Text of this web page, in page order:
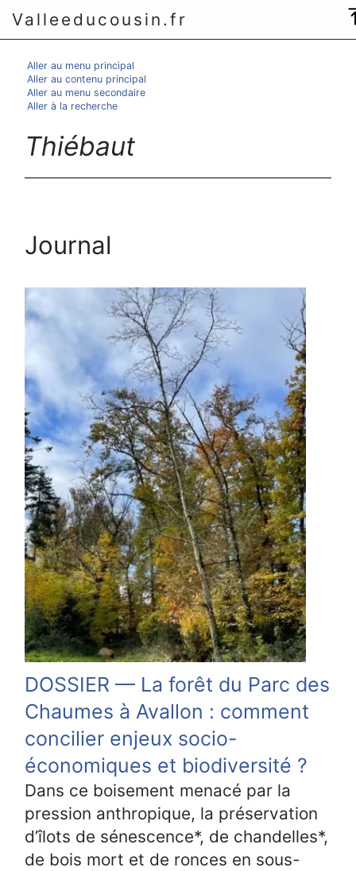
Valleeducousin.fr
Aller au menu principal
Aller au contenu principal
Aller au menu secondaire
Aller à la recherche
Thiébaut
Journal
DOSSIER — La forêt du Parc des
Chaumes à Avallon : comment
concilier enjeux socio-
économiques et biodiversité ?
Dans ce boisement menacé par la
pression anthropique, la préservation
d’îlots de sénescence*, de chandelles*,
de bois mort et de ronces en sous-